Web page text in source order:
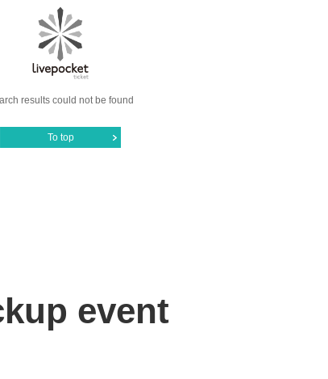
results could not be found
To top
event